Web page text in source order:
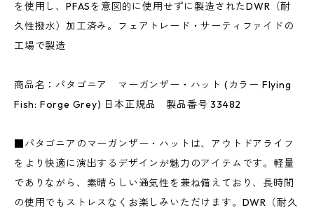
を使用し、PFASを意図的に使用せずに製造されたDWR（耐
久性撥水）加工済み。フェアトレード・サーティファイドの
工場で製造
商品名：パタゴニア マーガンザー・ハット (カラー Flying
Fish: Forge Grey) 日本正規品 製品番号 33482
■パタゴニアのマーガンザー・ハットは、アウトドアライフ
をより快適に演出するデザインが魅力のアイテムです。軽量
でありながら、素晴らしい通気性を兼ね備えており、長時間
の使用でもストレスなくお楽しみいただけます。DWR（耐久